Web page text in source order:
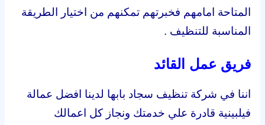
المتاحة امامهم فخبرتهم تمكنهم من اختيار الطريقة
المناسبة للتنظيف .
فريق عمل القائد
اننا في شركة تنظيف سجاد بابها لدينا افضل عمالة
فيلبينية قادرة علي خدمتك ونجاز كل اعمالك